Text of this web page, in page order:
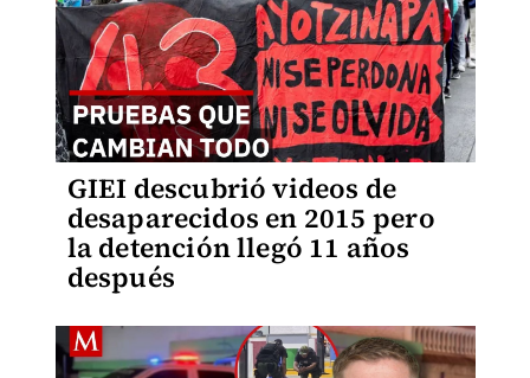
GIEI descubrió videos de
desaparecidos en 2015 pero
la detención llegó 11 años
después